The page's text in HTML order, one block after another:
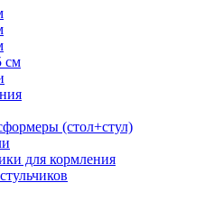
см
(стол+стул)
для кормления